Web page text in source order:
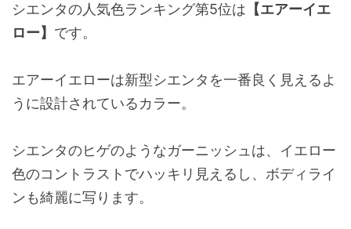
シエンタの人気色ランキング第5位は 【エアーイエ
ロー】 です。
エアーイエローは新型シエンタを一番良く見えるよ
うに設計されているカラー。
シエンタのヒゲのようなガーニッシュは、イエロー
色のコントラストでハッキリ見えるし、ボディライ
ンも綺麗に写ります。